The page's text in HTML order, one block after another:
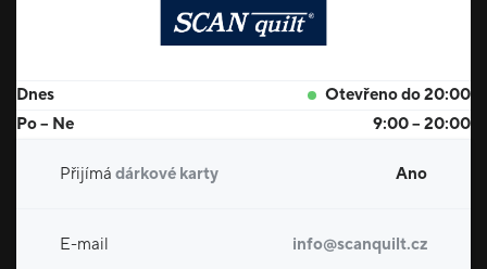
Dnes
Otevřeno do 20:00
Po – Ne
9:00 – 20:00
Přijímá dárkové karty Ano
E-mail
info@scanquilt.cz